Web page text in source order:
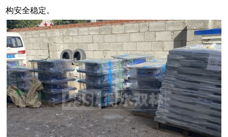
构安全稳定。